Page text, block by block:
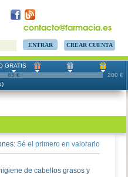
contacto@farmacia.es
CREAR CUENTA
200 €
GRATIS
65 €
Sé el primero en valorarlo
de cabellos grasos y